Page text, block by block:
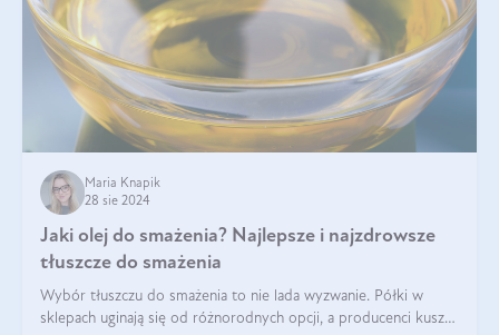
Maria Knapik
28 sie 2024
Jaki olej do smażenia? Najlepsze i najzdrowsze
tłuszcze do smażenia
Wybór tłuszczu do smażenia to nie lada wyzwanie. Półki w
sklepach uginają się od różnorodnych opcji, a producenci kuszą